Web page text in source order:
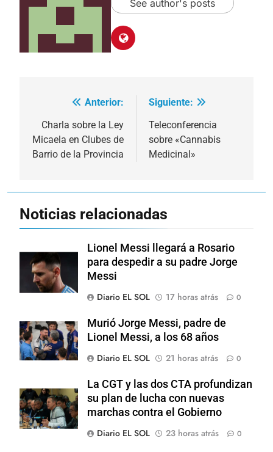
See author's posts
Navegación
de
entradas
Anterior:
Charla sobre la Ley
Micaela en Clubes de
Barrio de la Provincia
Siguiente:
Teleconferencia
sobre «Cannabis
Medicinal»
Noticias relacionadas
Lionel Messi llegará a Rosario
para despedir a su padre Jorge
Messi
Diario EL SOL
17 horas atrás 0
Murió Jorge Messi, padre de
Lionel Messi, a los 68 años
Diario EL SOL
21 horas atrás 0
La CGT y las dos CTA profundizan
su plan de lucha con nuevas
marchas contra el Gobierno
Diario EL SOL
23 horas atrás 0